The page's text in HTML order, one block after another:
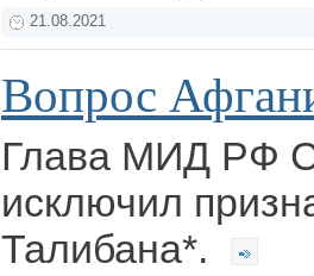
21.08.2021
Вопрос
Глава МИД РФ
исключил
Талибана*.